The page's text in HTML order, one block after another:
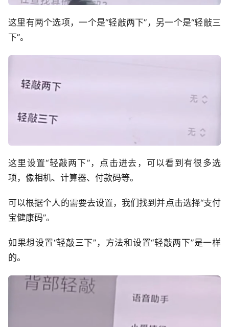
这里有两个选项，一个是“轻敲两下”，另一个是“轻敲三
下”。
这里设置“轻敲两下”，点击进去，可以看到有很多选
项，像相机、计算器、付款码等。
可以根据个人的需要去设置，我们找到并点击选择“支付
宝健康码”。
如果想设置“轻敲三下”，方法和设置“轻敲两下”是一样
的。